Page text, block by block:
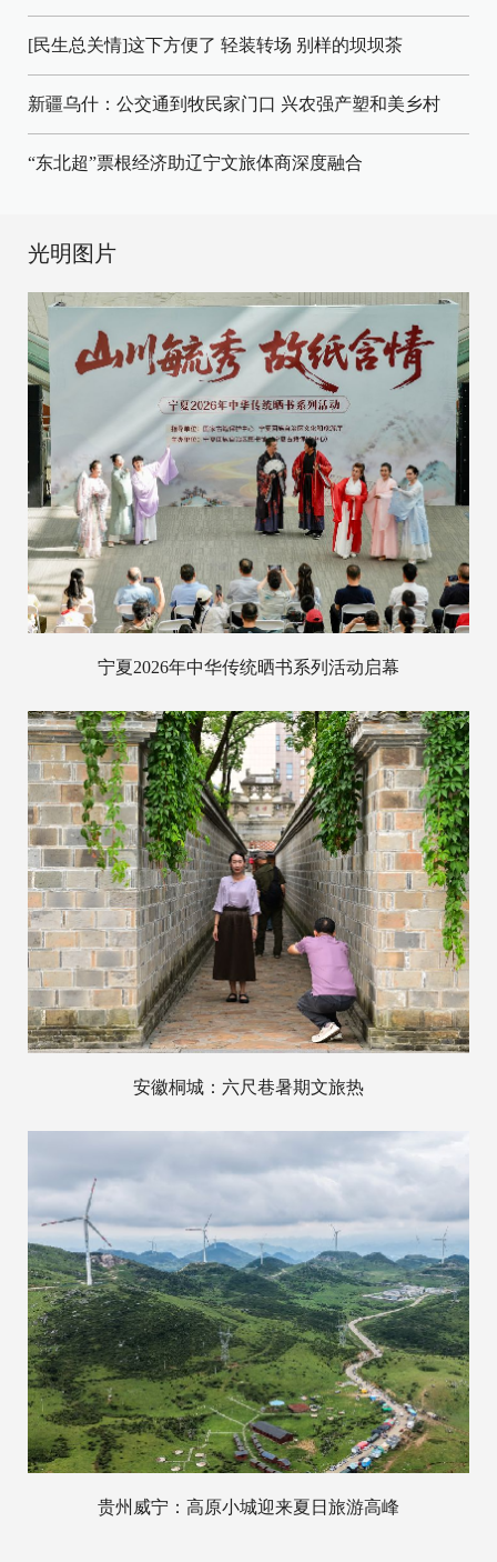
[民生总关情]这下方便了 轻装转场 别样的坝坝茶
新疆乌什：公交通到牧民家门口 兴农强产塑和美乡村
“东北超”票根经济助辽宁文旅体商深度融合
光明图片
宁夏2026年中华传统晒书系列活动启幕
安徽桐城：六尺巷暑期文旅热
贵州威宁：高原小城迎来夏日旅游高峰